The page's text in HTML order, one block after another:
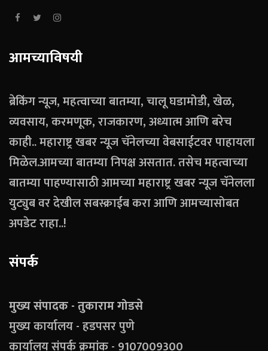
आमच्याविषयी
ब्रेकिंग न्यूज, महत्वाच्या बातम्या, चालू घडामोडी, खेळ,
व्यवसाय, करमणूक, राजकारण, अध्यात्म आणि बरेच
काही.. महाराष्ट्र खबर न्यूज चॅनेलच्या वेबसाईटवर पाहायला
मिळेल.आमच्या बातम्या निपक्ष असतात. तसेच महत्वाच्या
बातम्या पाहण्यासाठी आमच्या महाराष्ट्र खबर न्यूज चॅनेलला
युट्युब वर देखील सबस्क्राईब करा आणि आमच्यासोबत
अपडेट राहा..!
संपर्क
मुख्य संपादक - तुकाराम गोडसे
मुख्य कार्यालय - हडपसर पुणे
कार्यालय संपर्क क्रमांक - 9107009300